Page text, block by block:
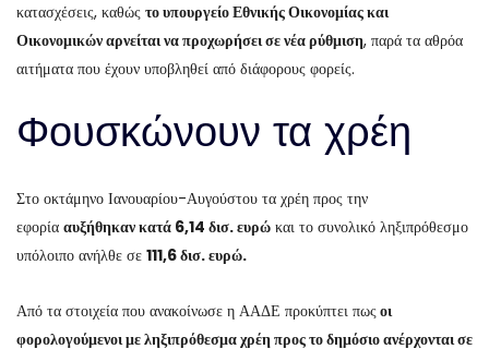
κατασχέσεις, καθώς το υπουργείο Εθνικής Οικονομίας και
Οικονομικών αρνείται να προχωρήσει σε νέα ρύθμιση, παρά τα αθρόα
αιτήματα που έχουν υποβληθεί από διάφορους φορείς.
Φουσκώνουν τα χρέη
Στο οκτάμηνο Ιανουαρίου-Αυγούστου τα χρέη προς την
εφορία αυξήθηκαν κατά 6,14 δισ. ευρώ και το συνολικό ληξιπρόθεσμο
υπόλοιπο ανήλθε σε 111,6 δισ. ευρώ.
Από τα στοιχεία που ανακοίνωσε η ΑΑΔΕ προκύπτει πωςοι
φορολογούμενοι με ληξιπρόθεσμα χρέη προς το δημόσιο ανέρχονται σε